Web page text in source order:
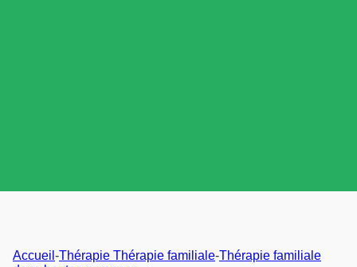
Accueil -Thérapie Thérapie familiale-Thérapie familiale